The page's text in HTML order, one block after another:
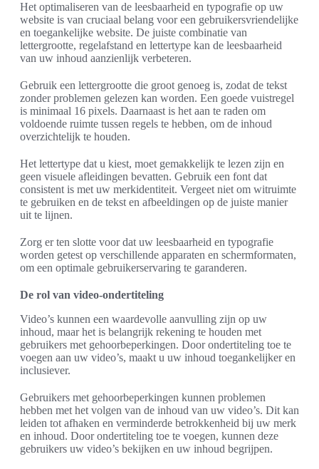
Het optimaliseren van de leesbaarheid en typografie op uw
website is van cruciaal belang voor een gebruikersvriendelijke
en toegankelijke website. De juiste combinatie van
lettergrootte, regelafstand en lettertype kan de leesbaarheid
van uw inhoud aanzienlijk verbeteren.
Gebruik een lettergrootte die groot genoeg is, zodat de tekst
zonder problemen gelezen kan worden. Een goede vuistregel
is minimaal 16 pixels. Daarnaast is het aan te raden om
voldoende ruimte tussen regels te hebben, om de inhoud
overzichtelijk te houden.
Het lettertype dat u kiest, moet gemakkelijk te lezen zijn en
geen visuele afleidingen bevatten. Gebruik een font dat
consistent is met uw merkidentiteit. Vergeet niet om witruimte
te gebruiken en de tekst en afbeeldingen op de juiste manier
uit te lijnen.
Zorg er ten slotte voor dat uw leesbaarheid en typografie
worden getest op verschillende apparaten en schermformaten,
om een optimale gebruikerservaring te garanderen.
De rol van video-ondertiteling
Video’s kunnen een waardevolle aanvulling zijn op uw
inhoud, maar het is belangrijk rekening te houden met
gebruikers met gehoorbeperkingen. Door ondertiteling toe te
voegen aan uw video’s, maakt u uw inhoud toegankelijker en
inclusiever.
Gebruikers met gehoorbeperkingen kunnen problemen
hebben met het volgen van de inhoud van uw video’s. Dit kan
leiden tot afhaken en verminderde betrokkenheid bij uw merk
en inhoud. Door ondertiteling toe te voegen, kunnen deze
gebruikers uw video’s bekijken en uw inhoud begrijpen.